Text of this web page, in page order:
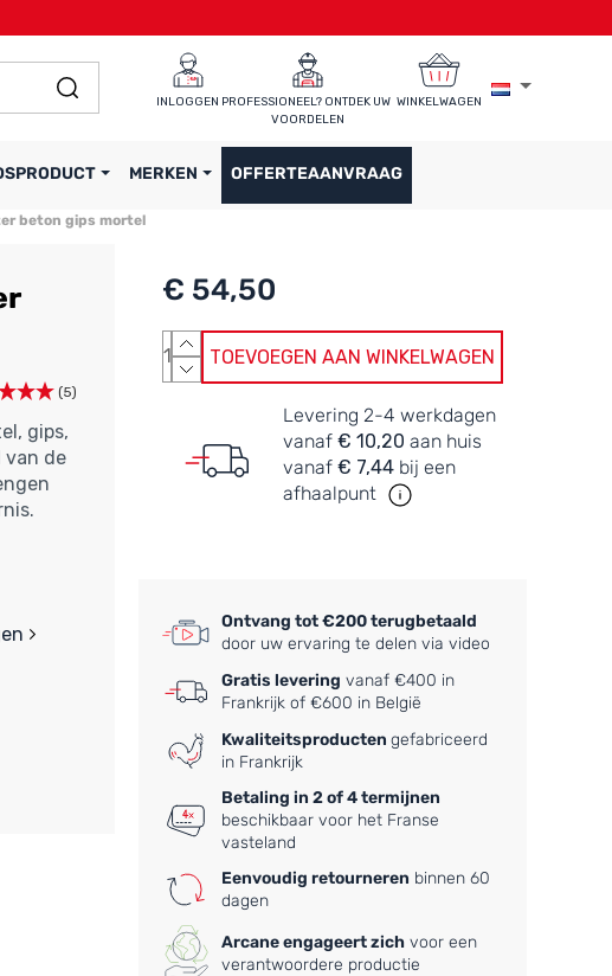
INLOGGEN PROFESSIONEEL? ONTDEK UW
VOORDELEN
WINKELWAGEN
MERKEN OFFERTEAANVRAAG
beton gips mortel
(5)
gips,
van de
€ 54,50
TOEVOEGEN AAN WINKELWAGEN
Levering 2-4 werkdagen
vanaf€ 10,20 aan huis
vanaf€ 7,44 bij een
afhaalpunt
Ontvang tot €200 terugbetaald
door uw ervaring te delen via video
Gratis levering vanaf €400 in
Frankrijk of €600 in België
Kwaliteitsproductengefabriceerd
in Frankrijk
Betaling in 2 of 4 termijnen
beschikbaar voor het Franse
vasteland
Eenvoudig retourneren binnen 60
dagen
Arcane engageert zich voor een
verantwoordere productie